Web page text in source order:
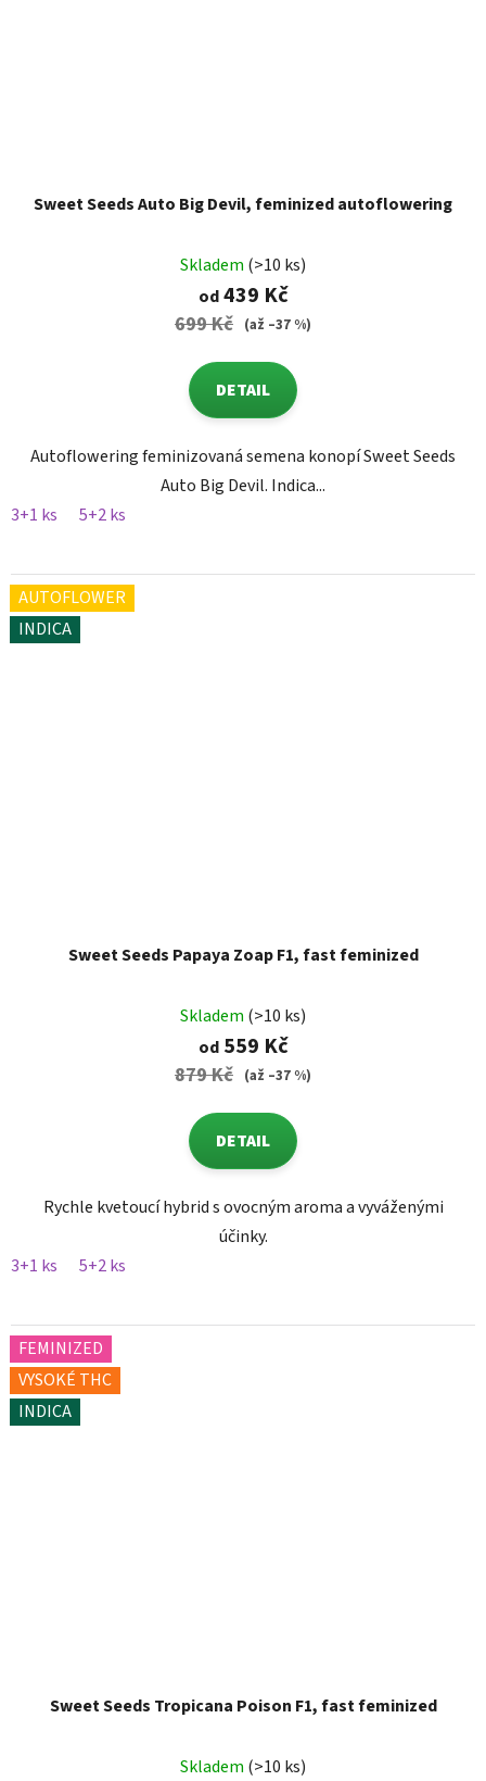
Sweet Seeds Auto Big Devil, feminized autoflowering
Skladem (>10 ks)
od439 Kč
699 Kč (až –37 %)
DETAIL
Autoflowering feminizovaná semena konopí Sweet Seeds
Auto Big Devil. Indica...
3+1 ks
5+2 ks
AUTOFLOWER
INDICA
Sweet Seeds Papaya Zoap F1, fast feminized
Skladem (>10 ks)
od559 Kč
879 Kč (až –37 %)
DETAIL
Rychle kvetoucí hybrid s ovocným aroma a vyváženými
účinky.
3+1 ks
5+2 ks
FEMINIZED
VYSOKÉ THC
INDICA
Sweet Seeds Tropicana Poison F1, fast feminized
Skladem (>10 ks)